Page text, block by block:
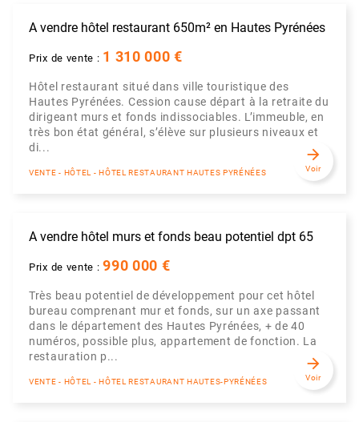
A vendre hôtel restaurant 650m² en Hautes Pyrénées
Prix de vente : 1 310 000 €
Hôtel restaurant situé dans ville touristique des
Hautes Pyrénées. Cession cause départ à la retraite du
dirigeant murs et fonds indissociables. L’immeuble, en
très bon état général, s’élève sur plusieurs niveaux et
di...
VENTE - HÔTEL - HÔTEL RESTAURANT HAUTES PYRÉNÉES
arrow_forward
Voir
A vendre hôtel murs et fonds beau potentiel dpt 65
Prix de vente :990 000 €
Très beau potentiel de développement pour cet hôtel
bureau comprenant mur et fonds, sur un axe passant
dans le département des Hautes Pyrénées, + de 40
numéros, possible plus, appartement de fonction. La
restauration p...
VENTE - HÔTEL - HÔTEL RESTAURANT HAUTES-PYRÉNÉES
arrow_forward
Voir